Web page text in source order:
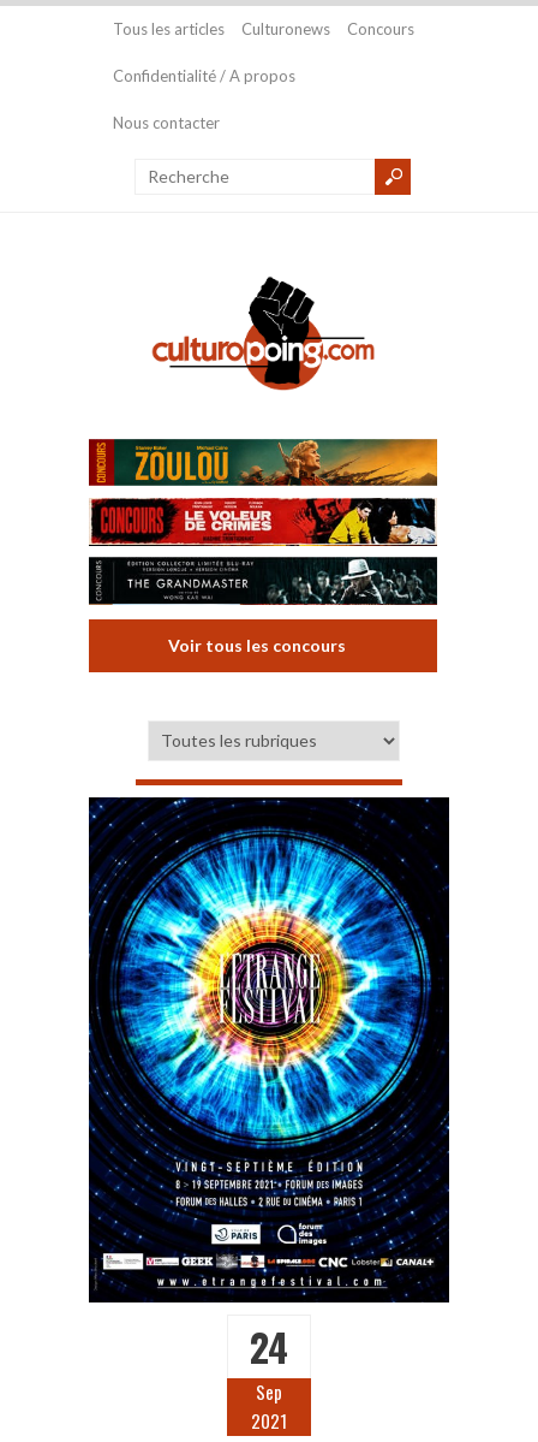
Tous les articles Culturonews Concours
Confidentialité / A propos
Nous contacter
Voir tous les concours
24
Sep
2021